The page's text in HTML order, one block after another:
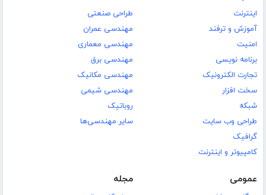
اینترنت
آموزش و ترفند
امنیت
برنامه نویسی
تجارت الکترونیک
سخت افزار
شبکه
طراحی وب سایت
گرافیک
کامپیوتر و اینترنت
طراحی صنعتی
مهندسی عمران
مهندسی معماری
مهندسی برق
مهندسی مکانیک
مهندسی شیمی
روباتیک
سایر مهندسی‌ها
عمومی مجله